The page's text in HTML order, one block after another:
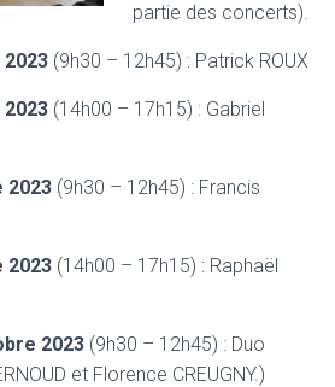
partie des concerts).
(9h30 – 12h45) : Patrick ROUX
(14h00 – 17h15) : Gabriel
2023 (9h30 – 12h45) : Francis
2023 (14h00 – 17h15) : Raphaël
2023 (9h30 – 12h45) : Duo
et Florence CREUGNY.)